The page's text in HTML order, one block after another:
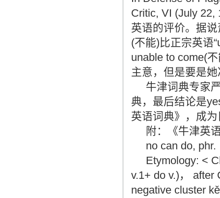
Critic, VI (July 22,
英语的评价。据
(不能)比正宗英语
unable to come(
主意，但是要是
牛津词典专家
典，最后结论是
英语词典》，成
附：《牛津英
no can do, phr.
Etymology: <
v.1+ do v.)， after
negative cluster